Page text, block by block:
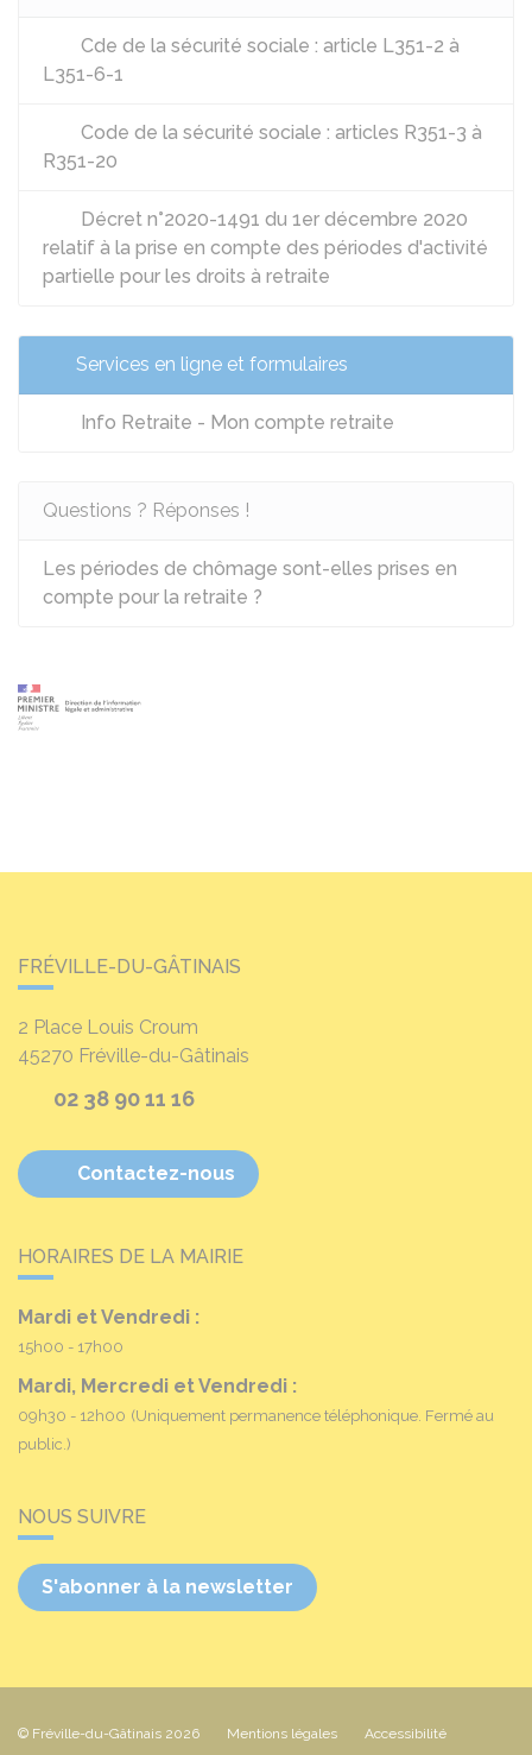
Cde de la sécurité sociale : article L351-2 à
L351-6-1
Code de la sécurité sociale : articles R351-3 à
R351-20
Décret n°2020-1491 du 1er décembre 2020
relatif à la prise en compte des périodes d'activité
partielle pour les droits à retraite
Services en ligne et formulaires
Info Retraite - Mon compte retraite
Questions ? Réponses !
Les périodes de chômage sont-elles prises en
compte pour la retraite ?
FRÉVILLE-DU-GÂTINAIS
2 Place Louis Croum
45270 Fréville-du-Gâtinais
02 38 90 11 16
Contactez-nous
HORAIRES DE LA MAIRIE
Mardi et Vendredi :
15h00 - 17h00
Mardi, Mercredi et Vendredi :
09h30 - 12h00 (Uniquement permanence téléphonique. Fermé au
public.)
NOUS SUIVRE
S'abonner à la newsletter
© Fréville-du-Gâtinais 2026 Mentions légales
Accessibilité